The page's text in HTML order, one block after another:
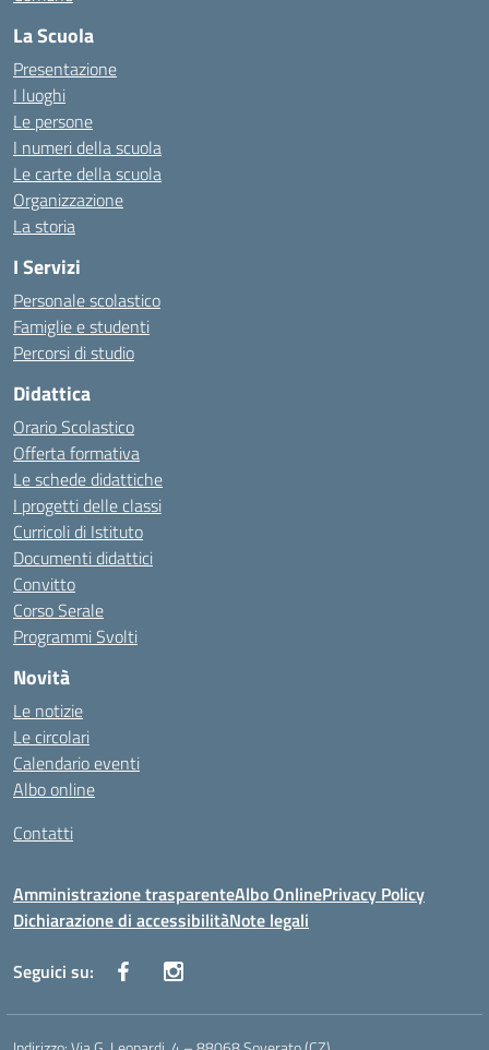
La Scuola
Presentazione
I luoghi
Le persone
I numeri della scuola
Le carte della scuola
Organizzazione
La storia
I Servizi
Personale scolastico
Famiglie e studenti
Percorsi di studio
Didattica
Orario Scolastico
Offerta formativa
Le schede didattiche
I progetti delle classi
Curricoli di Istituto
Documenti didattici
Convitto
Corso Serale
Programmi Svolti
Novità
Le notizie
Le circolari
Calendario eventi
Albo online
Contatti
Amministrazione trasparenteAlbo OnlinePrivacy Policy
Dichiarazione di accessibilitàNote legali
Seguici su: